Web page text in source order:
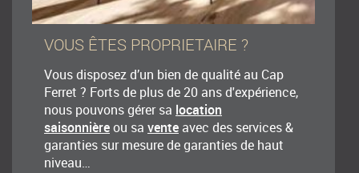
VOUS ÊTES PROPRIETAIRE ?
Vous disposez d’un bien de qualité au Cap
Ferret ? Forts de plus de 20 ans d'expérience,
nous pouvons gérer sa location
saisonnièreou sa vente avec des services &
garanties sur mesure de garanties de haut
niveau…